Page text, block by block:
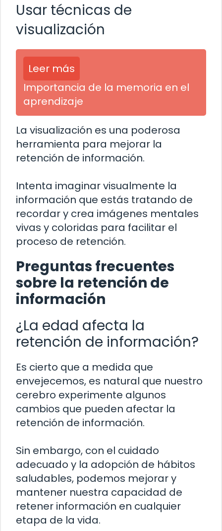
Usar técnicas de
visualización
Leer más
Importancia de la memoria en el
aprendizaje
La visualización es una poderosa
herramienta para mejorar la
retención de información.
Intenta imaginar visualmente la
información que estás tratando de
recordar y crea imágenes mentales
vivas y coloridas para facilitar el
proceso de retención.
Preguntas frecuentes
sobre la retención de
información
¿La edad afecta la
retención de información?
Es cierto que a medida que
envejecemos, es natural que nuestro
cerebro experimente algunos
cambios que pueden afectar la
retención de información.
Sin embargo, con el cuidado
adecuado y la adopción de hábitos
saludables, podemos mejorar y
mantener nuestra capacidad de
retener información en cualquier
etapa de la vida.